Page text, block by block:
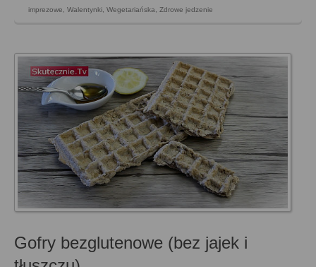
imprezowe Walentynki Wegetariańska Zdrowe jedzenie
Gofry bezglutenowe (bez jajek i